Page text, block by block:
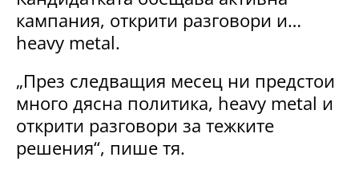
кампания, открити разговори и…
heavy metal.
„През следващия месец ни предстои
много дясна политика, heavy metal и
открити разговори за тежките
решения“, пише тя.